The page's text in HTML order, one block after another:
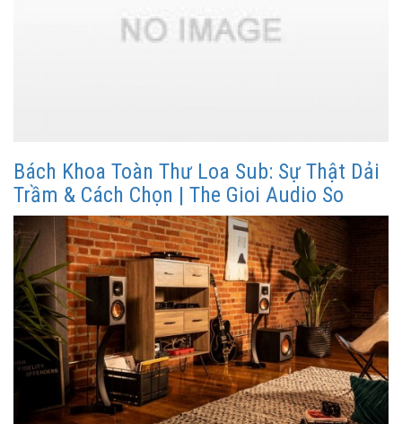
Bách Khoa Toàn Thư Loa Sub: Sự Thật Dải
Trầm & Cách Chọn | The Gioi Audio So